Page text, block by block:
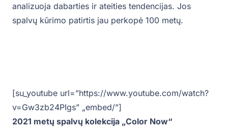
analizuoja dabarties ir ateities tendencijas. Jos
spalvų kūrimo patirtis jau perkopė 100 metų.
[su_youtube url=”https://www.youtube.com/watch?
v=Gw3zb24PIgs” „embed/”]
2021 metų spalvų kolekcija „Color Now“